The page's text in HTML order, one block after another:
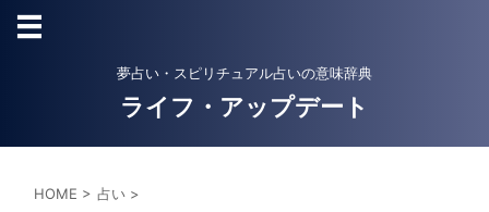
夢占い・スピリチュアル占いの意味辞典
ライフ・アップデート
HOME > 占い >